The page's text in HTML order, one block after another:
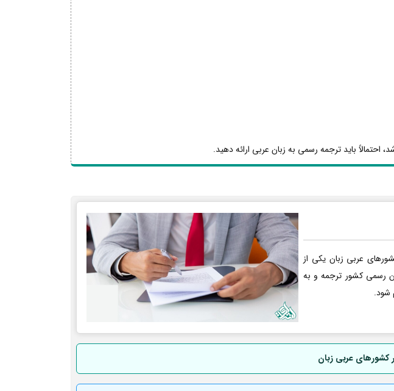
احتمالاً باید ترجمه رسمی به زبان عربی ارائه دهید.
عربی زبان یکی از
رسمی کشور ترجمه و به
شود.
کشورهای عربی زبان